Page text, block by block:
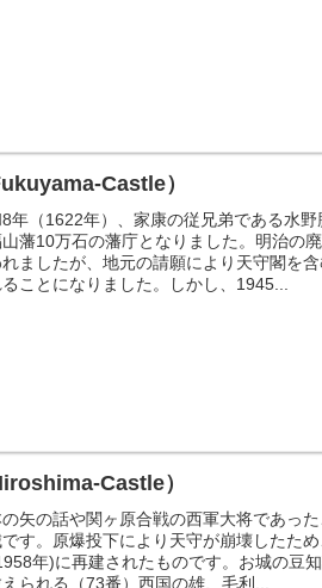
Castle）
年（1622年）、家康の従兄弟である水野
藩10万石の藩庁となりました。明治の
ましたが、地元の請願により天守閣を
ことになりました。しかし、1945...
Castle）
矢の話や関ヶ原合戦の西軍大将であっ
す。原爆投下により天守が崩壊したた
年)に再建されたものです。お城の豆
られる（73番）西国の雄、毛利...